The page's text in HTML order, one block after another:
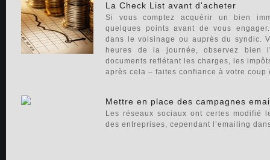
La Check List avant d'acheter
Si vous comptez acquérir un bien
quelques points avant de vous
dans le voisinage ou auprès du syndic.
heures de la journée, observez bien
documents reflétant les charges, les
après cela – faites confiance à votre
Mettre en place des campagnes
Les réseaux sociaux ont certes modifié
des entreprises, cependant l’emailing